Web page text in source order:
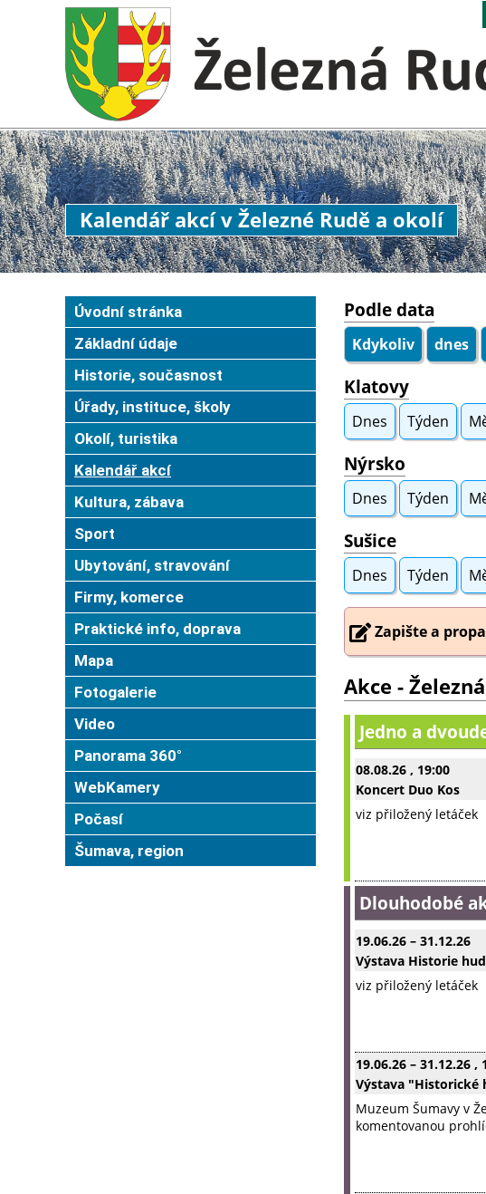
Kalendář akcí v Železné Rudě a okolí
Úvodní stránka
Základní údaje
Historie, současnost
Úřady, instituce, školy
Okolí, turistika
Kalendář akcí
Kultura, zábava
Sport
Ubytování, stravování
Firmy, komerce
Praktické info, doprava
Mapa
Fotogalerie
Video
Panorama 360°
WebKamery
Počasí
Šumava, region
Podle data
Kdykoliv dnes
Klatovy
Dnes Týden
Nýrsko
Dnes Týden
Sušice
Dnes Týden
Zapište a
Akce -
Jedno a
08.08.26, 19:00
Koncert Duo Kos
viz přiložený letáček
Dlouhodobé
19.06.26– 31.12.26
Výstava Historie
viz přiložený letáček
19.06.26– 31.12.26,
Výstava "Historické
Muzeum Šumavy v
komentovanou